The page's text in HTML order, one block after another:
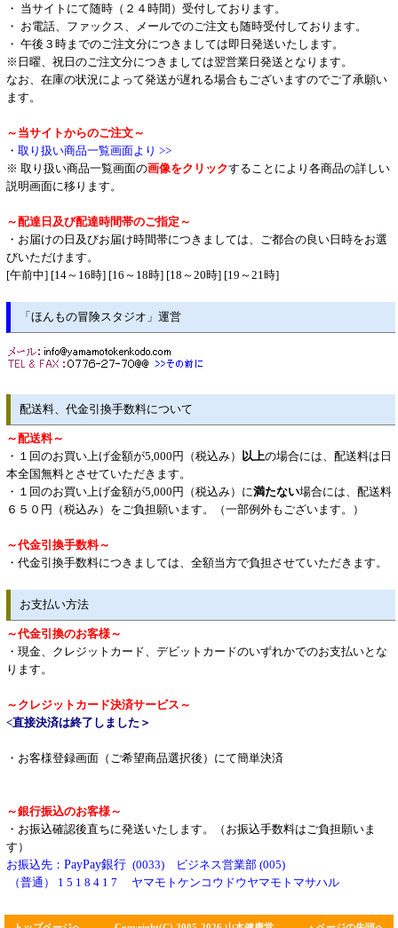
・ 当サイトにて随時（２４時間）受付しております。
・ お電話、ファックス、メールでのご注文も随時受付しております。
・ 午後３時までのご注文分につきましては即日発送いたします。
※日曜、祝日のご注文分につきましては翌営業日発送となります。
なお、在庫の状況によって発送が遅れる場合もございますのでご了承願い
ます。
～当サイトからのご注文～
・ 取り扱い商品一覧画面より >>
※ 取り扱い商品一覧画面の画像をクリックすることにより各商品の詳しい
説明画面に移ります。
～配達日及び配達時間帯のご指定～
・お届けの日及びお届け時間帯につきましては、ご都合の良い日時をお選
びいただけます。
[午前中] [14～16時] [16～18時] [18～20時] [19～21時]
「ほんもの冒険スタジオ」運営
配送料、代金引換手数料について
～配送料～
・１回のお買い上げ金額が5,000円（税込み） 以上の場合には、配送料は日
本全国無料とさせていただきます。
・１回のお買い上げ金額が5,000円（税込み）に満たない場合には、配送料
６５０円（税込み）をご負担願います。（一部例外もございます。）
～代金引換手数料～
・代金引換手数料につきましては、全額当方で負担させていただきます。
お支払い方法
～代金引換のお客様～
・現金、クレジットカード、デビットカードのいずれかでのお支払いとな
ります。
～クレジットカード決済サービス～
<直接決済は終了しました＞
・お客様登録画面（ご希望商品選択後）にて簡単決済
～銀行振込のお客様～
・お振込確認後直ちに発送いたします。（お振込手数料はご負担願いま
す）
お振込先： PayPay銀行 (0033) ビジネス営業部 (005)
（普通） 1 5 1 8 4 1 7 ヤマモトケンコウドウヤマモトマサハル